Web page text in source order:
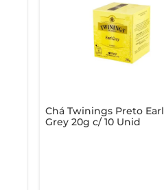
pode ser servido quente ou
Chá Twinings Preto Earl
Grey 20g c/ 10 Unid